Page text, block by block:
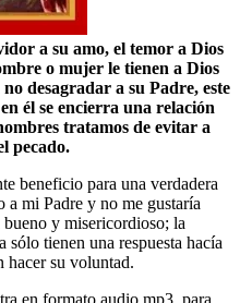
a su amo, el temor a Dios
o mujer le tienen a Dios
desagradar a su Padre, este
él se encierra una relación
tratamos de evitar a
pecado.
beneficio para una verdadera
a mi Padre y no me gustaría
bueno y misericordioso; la
tienen una respuesta hacía
hacer su voluntad.